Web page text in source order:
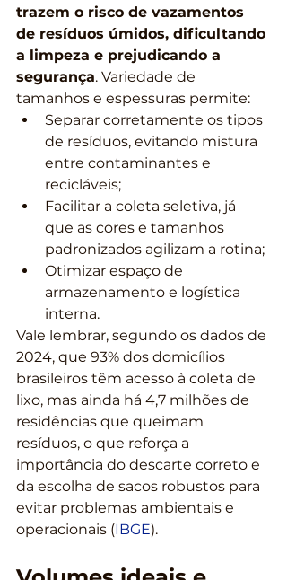
trazem o risco de vazamentos
de resíduos úmidos, dificultando
a limpeza e prejudicando a
segurança. Variedade de
tamanhos e espessuras permite:
Separar corretamente os tipos
de resíduos, evitando mistura
entre contaminantes e
recicláveis;
Facilitar a coleta seletiva, já
que as cores e tamanhos
padronizados agilizam a rotina;
Otimizar espaço de
armazenamento e logística
interna.
Vale lembrar, segundo os dados de
2024, que 93% dos domicílios
brasileiros têm acesso à coleta de
lixo, mas ainda há 4,7 milhões de
residências que queimam
resíduos, o que reforça a
importância do descarte correto e
da escolha de sacos robustos para
evitar problemas ambientais e
operacionais (IBGE).